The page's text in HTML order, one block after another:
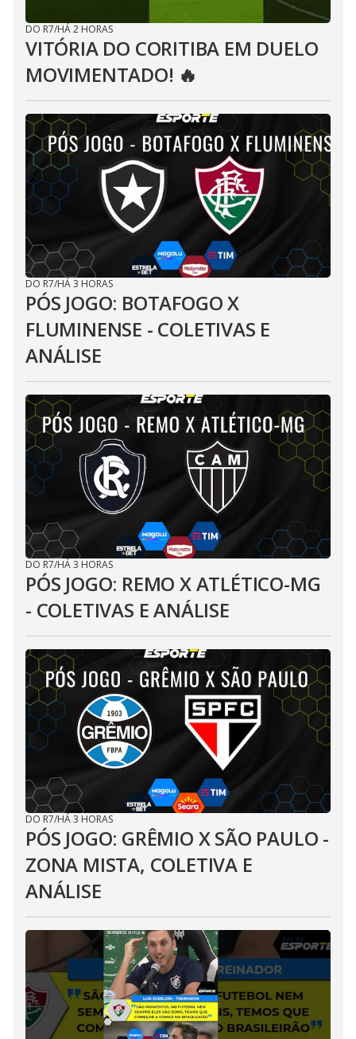
DO R7/HÁ 2 HORAS
VITÓRIA DO CORITIBA EM DUELO
MOVIMENTADO! 🔥
DO R7/HÁ 3 HORAS
PÓS JOGO: BOTAFOGO X
FLUMINENSE - COLETIVAS E
ANÁLISE
DO R7/HÁ 3 HORAS
PÓS JOGO: REMO X ATLÉTICO-MG
- COLETIVAS E ANÁLISE
DO R7/HÁ 3 HORAS
PÓS JOGO: GRÊMIO X SÃO PAULO -
ZONA MISTA, COLETIVA E
ANÁLISE